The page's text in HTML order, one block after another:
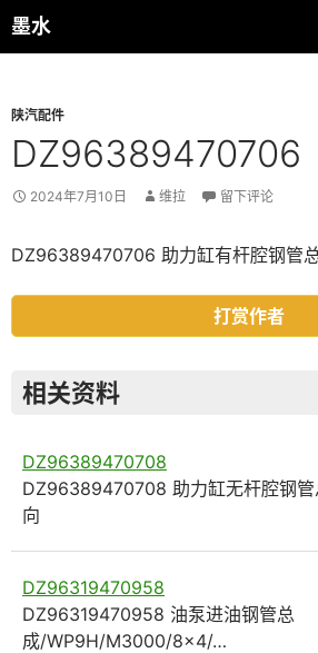
跳
至
墨水
搜
索
陕汽配件
DZ96389470706
2024年7月10日 维拉 留下评论
DZ96389470706 助力缸有杆腔钢管
打赏作者
相关资料
DZ96389470708
DZ96389470708 助力缸无杆腔钢
向
DZ96319470958
DZ96319470958 油泵进油钢管总
成/WP9H/M3000/8×4/…